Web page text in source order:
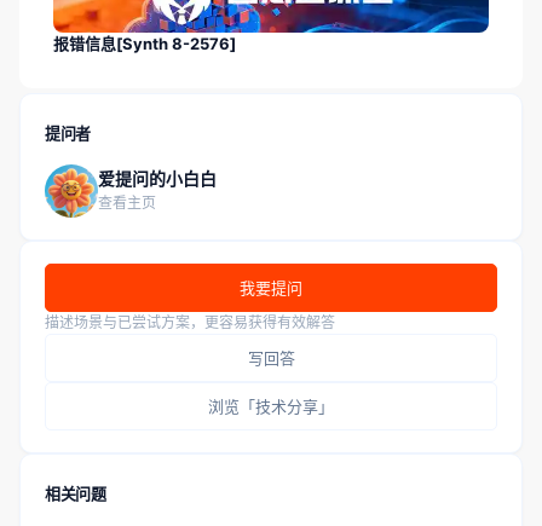
报错信息[Synth 8-2576]
提问者
爱提问的小白白
查看主页
我要提问
描述场景与已尝试方案，更容易获得有效解答
写回答
浏览「技术分享」
相关问题